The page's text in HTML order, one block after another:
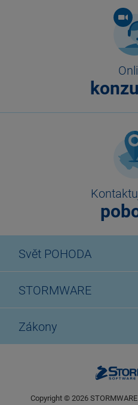
Svět POHODA
STORMWARE
Zákony
Copyright © 2026